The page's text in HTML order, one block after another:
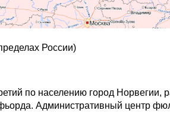
России)
по населению город Норвегии,
Административный центр